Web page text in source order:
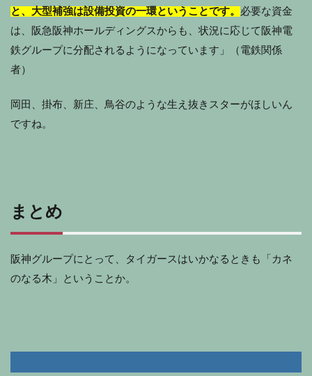
と、大型補強は設備投資の一環ということです。 必要な資金
は、阪急阪神ホールディングスからも、状況に応じて阪神電
鉄グループに分配されるようになっています」（電鉄関係
者）
岡田、掛布、新庄、鳥谷のような生え抜きスターがほしいん
ですね。
まとめ
阪神グループにとって、タイガースはいかなるときも「カネ
のなる木」ということか。